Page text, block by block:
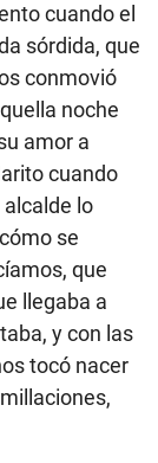
cuando el
sórdida, que
conmovió
noche
amor a
cuando
lo
se
que
llegaba a
y con las
tocó nacer